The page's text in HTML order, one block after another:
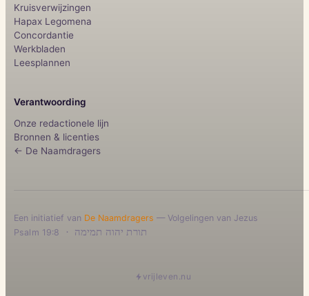
Kruisverwijzingen
Hapax Legomena
Concordantie
Werkbladen
Leesplannen
Verantwoording
Onze redactionele lijn
Bronnen & licenties
← De Naamdragers
Een initiatief van De Naamdragers — Volgelingen van Jezus
תורת יהוה תמימה ·
Psalm 19:8
vrijleven.nu